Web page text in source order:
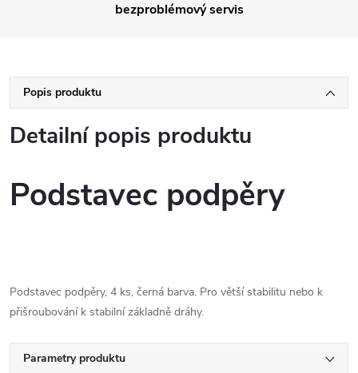
bezproblémový servis
Popis produktu
Detailní popis produktu
Podstavec podpěry
Podstavec podpěry, 4 ks, černá barva. Pro větší stabilitu nebo k
přišroubování k stabilní základně dráhy.
Parametry produktu